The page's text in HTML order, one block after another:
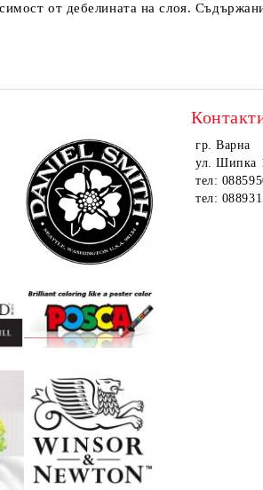
от дебелината на слоя.
гр. Варна
ул. Шипка
тел:
тел: